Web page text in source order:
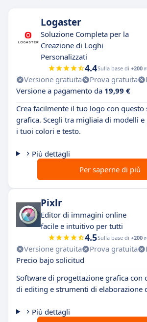
Logaster
Soluzione Completa per la
Creazione di Loghi
Personalizzati
4.4Sulla base di +200
Versione gratuita Prova gratuita
Versione a pagamento da 19,99 €
Crea facilmente il tuo logo con questo
grafica. Scegli tra migliaia di modelli e
i tuoi colori e testo.
Più dettagli
Per saperne di più
Pixlr
Editor di immagini online
facile e intuitivo per tutti
4.5Sulla base di +200
Versione gratuita Prova gratuita
Precio bajo solicitud
Software di progettazione grafica con
di editing e strumenti di elaborazione
Più dettagli